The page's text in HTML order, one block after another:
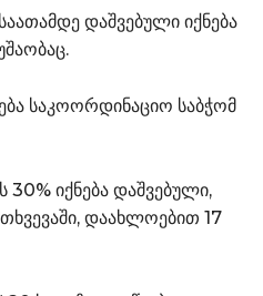
დაშვებული იქნება
საკოორდინაციო საბჭომ
30% იქნება დაშვებული,
დაახლოებით 17